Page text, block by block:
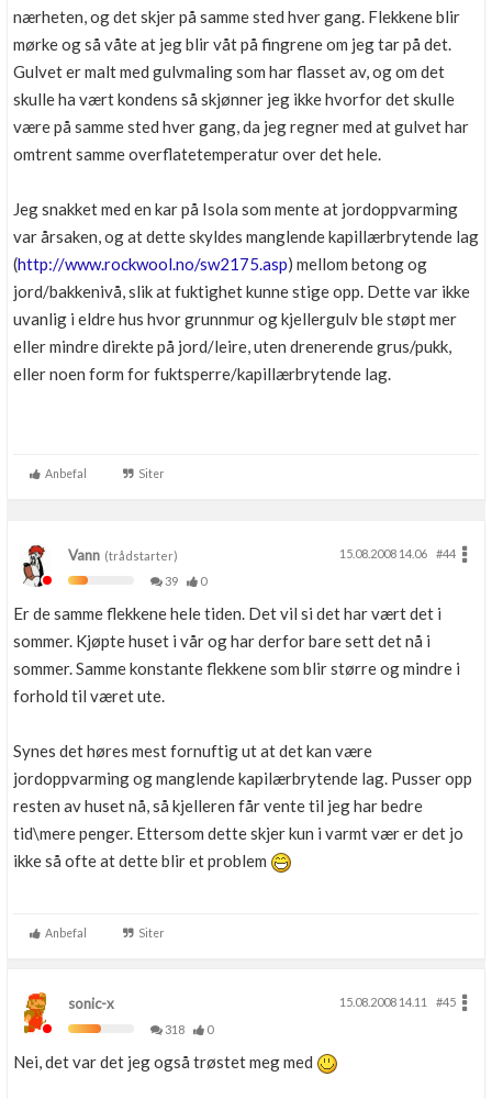
nærheten, og det skjer på samme sted hver gang. Flekkene blir
mørke og så våte at jeg blir våt på fingrene om jeg tar på det.
Gulvet er malt med gulvmaling som har flasset av, og om det
skulle ha vært kondens så skjønner jeg ikke hvorfor det skulle
være på samme sted hver gang, da jeg regner med at gulvet har
omtrent samme overflatetemperatur over det hele.
Jeg snakket med en kar på Isola som mente at jordoppvarming
var årsaken, og at dette skyldes manglende kapillærbrytende lag
(http://www.rockwool.no/sw2175.asp) mellom betong og
jord/bakkenivå, slik at fuktighet kunne stige opp. Dette var ikke
uvanlig i eldre hus hvor grunnmur og kjellergulv ble støpt mer
eller mindre direkte på jord/leire, uten drenerende grus/pukk,
eller noen form for fuktsperre/kapillærbrytende lag.
Anbefal Siter
Vann (trådstarter) 15.08.2008 14.06
#44
39
0
Er de samme flekkene hele tiden. Det vil si det har vært det i
sommer. Kjøpte huset i vår og har derfor bare sett det nå i
sommer. Samme konstante flekkene som blir større og mindre i
forhold til været ute.
Synes det høres mest fornuftig ut at det kan være
jordoppvarming og manglende kapilærbrytende lag. Pusser opp
resten av huset nå, så kjelleren får vente til jeg har bedre
tid\mere penger. Ettersom dette skjer kun i varmt vær er det jo
ikke så ofte at dette blir et problem
Anbefal Siter
sonic-x 15.08.2008 14.11
#45
318
0
Nei, det var det jeg også trøstet meg med